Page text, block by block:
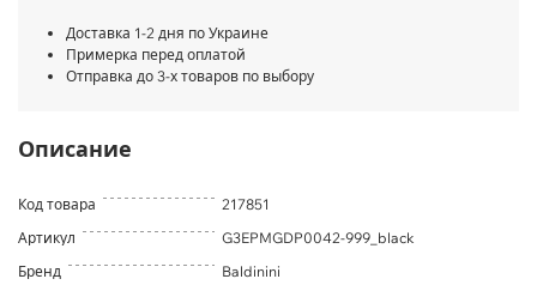
Доставка 1-2 дня по Украине
Примерка перед оплатой
Отправка до 3-х товаров по выбору
Описание
Код товара
217851
Артикул
G3EPMGDP0042-999_black
Бренд
Baldinini